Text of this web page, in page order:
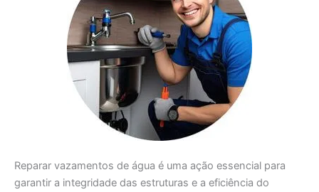
Reparar vazamentos de água é uma ação essencial para
garantir a integridade das estruturas e a eficiência do